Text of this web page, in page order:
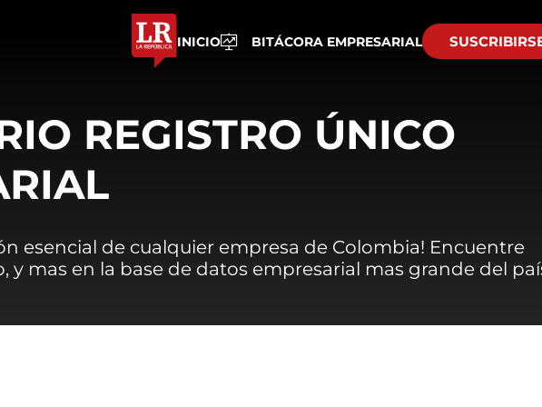
INICIO BITÁCORA EMPRESARIAL
REGISTRO ÚNICO
esencial de cualquier empresa de Colombia! Encuentre
y mas en la base de datos empresarial mas grande del